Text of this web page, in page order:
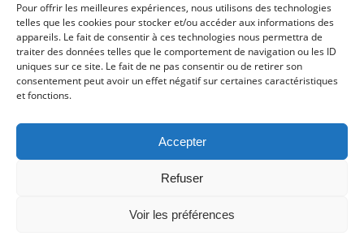
Pour offrir les meilleures expériences, nous utilisons des technologies
telles que les cookies pour stocker et/ou accéder aux informations des
appareils. Le fait de consentir à ces technologies nous permettra de
traiter des données telles que le comportement de navigation ou les ID
uniques sur ce site. Le fait de ne pas consentir ou de retirer son
consentement peut avoir un effet négatif sur certaines caractéristiques
et fonctions.
Accepter
Refuser
Voir les préférences
© Copyright © 2020 - 2024 Les foulees de la soie
95350 Saint Brice Sous Forêt – FRANCE -COOKIE POLICY